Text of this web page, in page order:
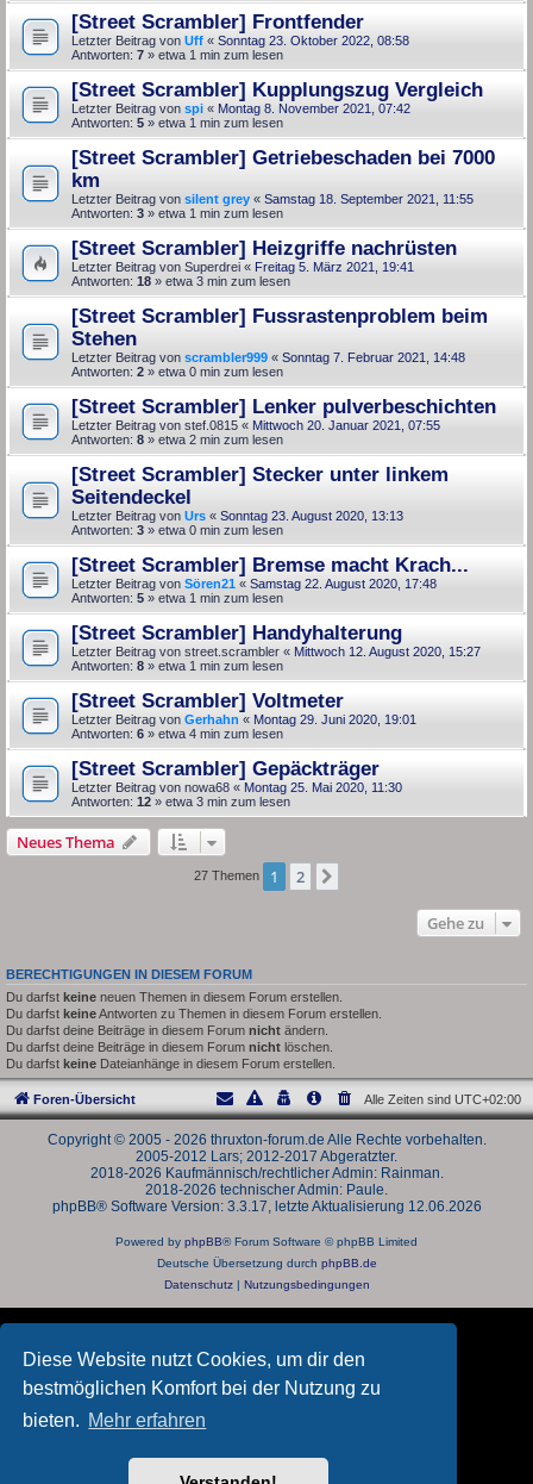
Diese Website nutzt Cookies, um dir den
bestmöglichen Komfort bei der Nutzung zu
bieten. Mehr erfahren
[Street Scrambler] Frontfender
Letzter Beitrag von Uff « Sonntag 23. Oktober 2022, 08:58
Antworten: 7 » etwa 1 min zum lesen
[Street Scrambler] Kupplungszug Vergleich
Letzter Beitrag von spi « Montag 8. November 2021, 07:42
Antworten: 5 » etwa 1 min zum lesen
[Street Scrambler] Getriebeschaden bei 7000
km
Letzter Beitrag von silent grey « Samstag 18. September 2021, 11:55
Antworten: 3 » etwa 1 min zum lesen
[Street Scrambler] Heizgriffe nachrüsten
Letzter Beitrag von Superdrei « Freitag 5. März 2021, 19:41
Antworten: 18 » etwa 3 min zum lesen
[Street Scrambler] Fussrastenproblem beim
Stehen
Letzter Beitrag von scrambler999 « Sonntag 7. Februar 2021, 14:48
Antworten: 2 » etwa 0 min zum lesen
[Street Scrambler] Lenker pulverbeschichten
Letzter Beitrag von stef.0815 « Mittwoch 20. Januar 2021, 07:55
Antworten: 8 » etwa 2 min zum lesen
[Street Scrambler] Stecker unter linkem
Seitendeckel
Letzter Beitrag von Urs « Sonntag 23. August 2020, 13:13
Antworten: 3 » etwa 0 min zum lesen
[Street Scrambler] Bremse macht Krach...
Letzter Beitrag von Sören21 « Samstag 22. August 2020, 17:48
Antworten: 5 » etwa 1 min zum lesen
[Street Scrambler] Handyhalterung
Letzter Beitrag von street.scrambler « Mittwoch 12. August 2020, 15:27
Antworten: 8 » etwa 1 min zum lesen
[Street Scrambler] Voltmeter
Letzter Beitrag von Gerhahn « Montag 29. Juni 2020, 19:01
Antworten: 6 » etwa 4 min zum lesen
[Street Scrambler] Gepäckträger
Letzter Beitrag von nowa68 « Montag 25. Mai 2020, 11:30
Antworten: 12 » etwa 3 min zum lesen
Neues Thema
27 Themen 1 2
Gehe zu
BERECHTIGUNGEN IN DIESEM FORUM
Du darfst keine neuen Themen in diesem Forum erstellen.
Du darfst keineAntworten zu Themen in diesem Forum erstellen.
Du darfst deine Beiträge in diesem Forum nicht ändern.
Du darfst deine Beiträge in diesem Forum nicht löschen.
Du darfst keine Dateianhänge in diesem Forum erstellen.
Foren-Übersicht Alle Zeiten sind UTC+02:00
Copyright © 2005 - 2026 thruxton-forum.de Alle Rechte vorbehalten.
2005-2012 Lars; 2012-2017 Abgeratzter.
2018-2026 Kaufmännisch/rechtlicher Admin: Rainman.
2018-2026 technischer Admin: Paule.
phpBB® Software Version: 3.3.17, letzte Aktualisierung 12.06.2026
Powered by phpBB® Forum Software © phpBB Limited
Deutsche Übersetzung durch phpBB.de
Datenschutz| Nutzungsbedingungen